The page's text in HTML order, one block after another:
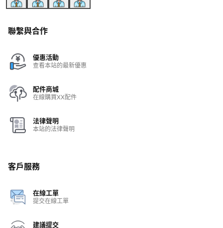
聯繫與合作
優惠活動
查看本站的最新優惠
配件商城
在線購買XX配件
法律聲明
本站的法律聲明
客戶服務
在線工單
提交在線工單
建議提交